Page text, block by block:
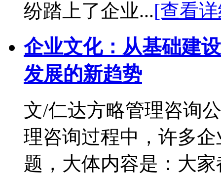
纷踏上了企业...[查看
企业文化：从基础建
发展的新趋势
文/仁达方略管理咨询
理咨询过程中，许多
题，大体内容是：大